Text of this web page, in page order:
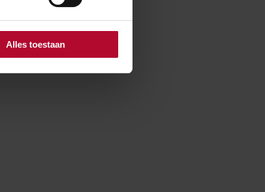
Alles toestaan